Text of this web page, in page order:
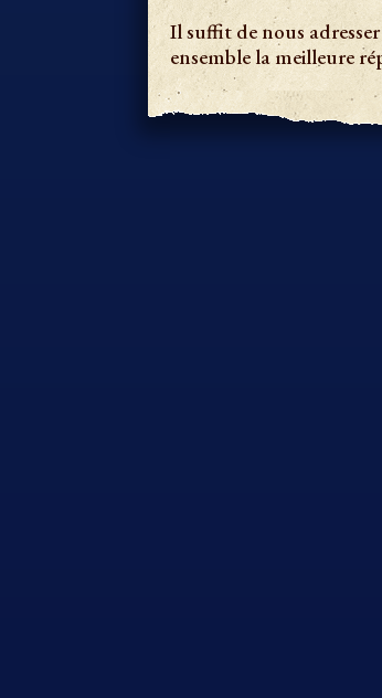
Il suffit de nous
ensemble la meilleure